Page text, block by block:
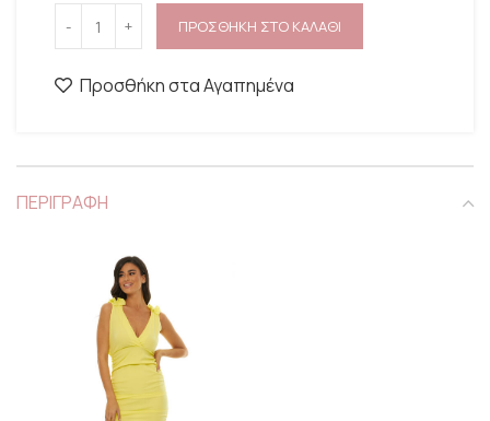
ΠΡΟΣΘΗΚΗ ΣΤΟ ΚΑΛΑΘΙ
Προσθήκη στα Αγαπημένα
ΠΕΡΙΓΡΑΦΗ